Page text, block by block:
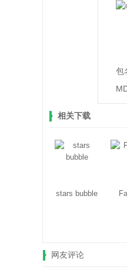
包
相关下载
stars bubble
网友评论